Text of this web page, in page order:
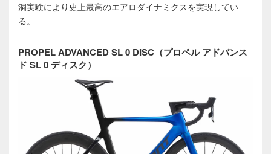
洞実験により史上最高のエアロダイナミクスを実現してい
る。
PROPEL ADVANCED SL 0 DISC（プロペル アドバンス
ド SL 0 ディスク）